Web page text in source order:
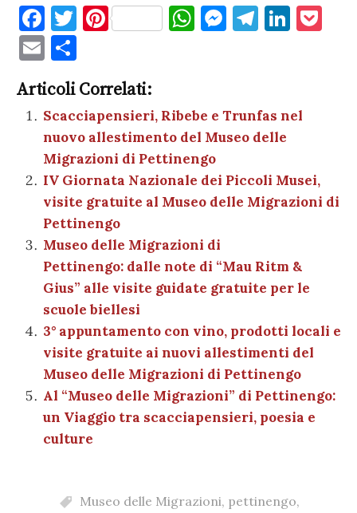
F
a
c
e
b
o
o
k
T
te
r
Pi
es
t
W
A
p
p
M
g
er
T
a
m
Li
dI
E
m
ai
l
n
di
vi
di
Articoli Correlati:
Scacciapensieri, Ribebe e Trunfas nel
nuovo allestimento del Museo delle
Migrazioni di Pettinengo
IV Giornata Nazionale dei Piccoli Musei,
visite gratuite al Museo delle Migrazioni di
Pettinengo
Museo delle Migrazioni di
Pettinengo: dalle note di “Mau Ritm &
Gius” alle visite guidate gratuite per le
scuole biellesi
3° appuntamento con vino, prodotti locali e
visite gratuite ai nuovi allestimenti del
Museo delle Migrazioni di Pettinengo
Al “Museo delle Migrazioni” di Pettinengo:
un Viaggio tra scacciapensieri, poesia e
culture
Museo delle Migrazioni, pettinengo,